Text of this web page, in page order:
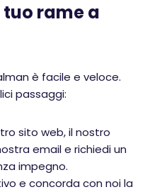
rame a
è facile e veloce.
passaggi:
sito web, il nostro
email e richiedi un
impegno.
e concorda con noi la